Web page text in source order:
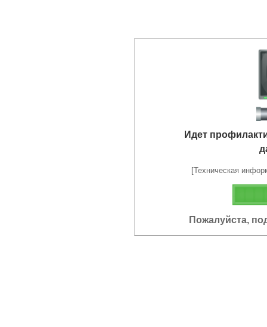
Идет
[Техническая
Пожалуйста,